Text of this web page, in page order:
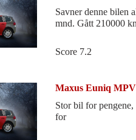
Savner denne bilen
mnd. Gått 210000
Score 7.2
Maxus Euniq MPV
Stor bil for pengene,
for